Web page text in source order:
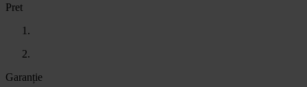
Pret
Garanție